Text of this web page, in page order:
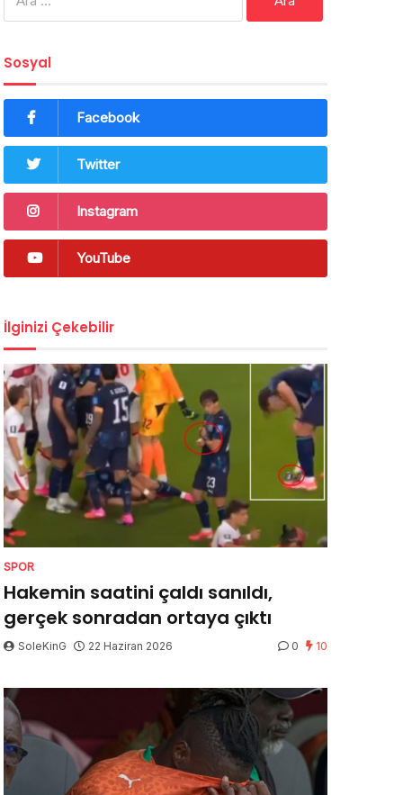
Sosyal
Facebook
Twitter
Instagram
YouTube
İlginizi Çekebilir
SPOR
Hakemin saatini çaldı sanıldı,
gerçek sonradan ortaya çıktı
SoleKinG 22 Haziran 2026 0 10